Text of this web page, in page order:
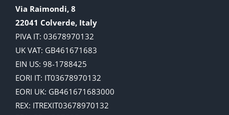
Via Raimondi, 8
22041 Colverde, Italy
PIVA IT: 03678970132
UK VAT: GB461671683
EIN US: 98-1788425
EORI IT: IT03678970132
EORI UK: GB461671683000
REX: ITREXIT03678970132